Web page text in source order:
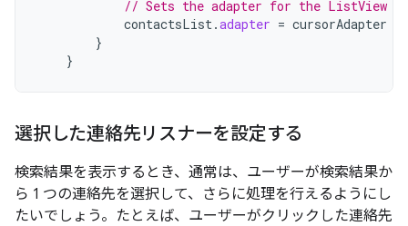
// Sets the adapter for the ListView
contactsList.adapter = cursorAdapter
}
}
選択した連絡先リスナーを設定する
検索結果を表示するとき、通常は、ユーザーが検索結果か
ら 1 つの連絡先を選択して、さらに処理を行えるようにし
たいでしょう。たとえば、ユーザーがクリックした連絡先